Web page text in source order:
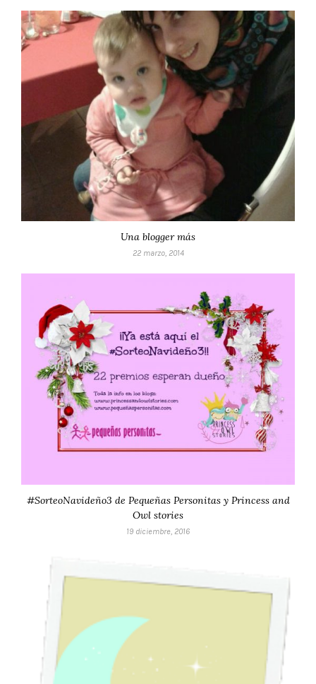
Una blogger más
22 marzo, 2014
#SorteoNavideño3 de Pequeñas Personitas y Princess and
Owl stories
19 diciembre, 2016